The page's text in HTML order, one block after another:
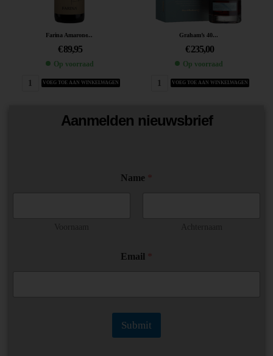
Farina Amarone...
€89,95
Op voorraad
VOEG TOE AAN WINKELWAGEN
Graham’s 40...
€ 235,00
Op voorraad
VOEG TOE AAN WINKELWAGEN
Aanmelden nieuwsbrief
Name
a
e
N
Email
Submit